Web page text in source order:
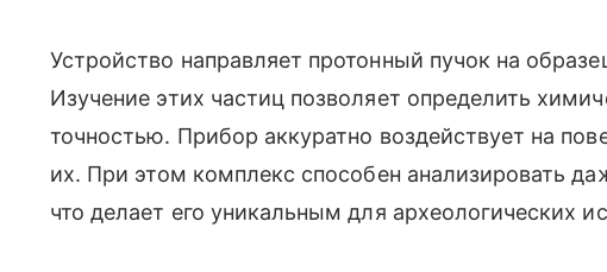
Устройство направляет протонный пучок на
Изучение этих частиц позволяет определить
точностью. Прибор аккуратно воздействует на
их. При этом комплекс способен анализировать
что делает его уникальным для археологических